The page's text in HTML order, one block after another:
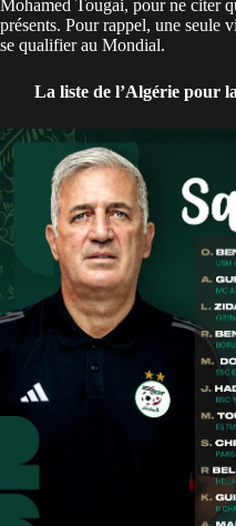
Mohamed Tougai, pour ne citer
présents. Pour rappel, une seule
se qualifier au Mondial.
La liste de l’Algérie pour